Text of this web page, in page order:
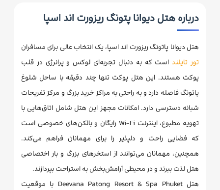
درباره هتل دیوانا پتونگ ریزورت اند اسپا
هتل دیوانا پاتونگ ریزورت اند اسپا، یک انتخاب عالی برای مسافران
تور تایلند است که به دنبال تجربه‌ای لوکس و پرانرژی در قلب
پوکت هستند. این هتل پوکت تنها چند دقیقه با ساحل شلوغ
پاتونگ فاصله دارد و به راحتی به مراکز خرید بزرگ و مرکز تفریحات
شبانه دسترسی دارد. امکانات مجهز این هتل شامل اتاق‌هایی با
تهویه مطبوع، اینترنت Wi-Fi رایگان و بالکن‌های خصوصی است
که فضایی راحت و دلپذیر را برای مهمانان فراهم می‌کند.
همچنین، مهمانان می‌توانند از استخر‌های بزرگ و بار اختصاصی
هتل لذت ببرند و در محیطی آرامش‌بخش به استراحت بپردازند.
هتل Deevana Patong Resort & Spa Phuket با موقعیت